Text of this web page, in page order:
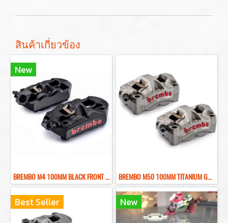
สินค้าเกี่ยวข้อง
New
BREMBO M4 100MM BLACK FRONT BRAKE CALIPER ปั๊มเบรคเบรมโบ้สีดำ 100MM BREMBO M50 100MM TITANIUM GRAY FRONT BRAKE CALIPER ปั๊มเบรคเบรมโบ้สีเทา 100MM
Best Seller New